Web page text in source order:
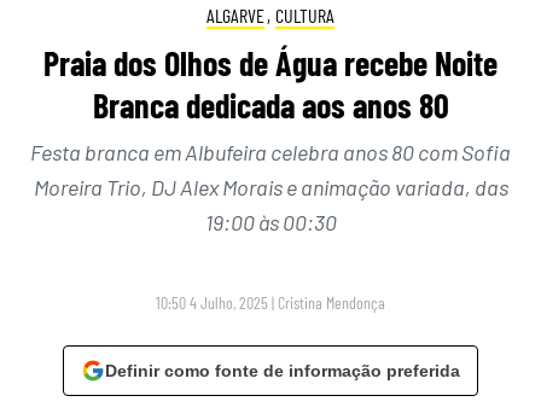
ALGARVE, CULTURA
Praia dos Olhos de Água recebe Noite
Branca dedicada aos anos 80
Festa branca em Albufeira celebra anos 80 com Sofia
Moreira Trio, DJ Alex Morais e animação variada, das
19:00 às 00:30
10:50 4 Julho, 2025 | Cristina Mendonça
Definir como fonte de informação preferida